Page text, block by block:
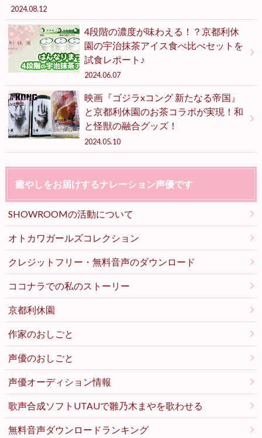
2024.08.12
4段階の濃度が味わえる！？京都利休
園の宇治抹茶アイス食べ比べセットを
試食レポート♪
2024.06.07
映画『ゴジラxコング 新たなる帝国』
と京都利休園のお茶コラボが実現！和
と怪獣の融合グッズ！
2024.05.10
癒やしをお届けするナレーション声優です
SHOWROOMの活動について
オトカワガールズコレクション
クレジットフリー・無料音声のダウンロード
ココナラでの私のストーリー
京都利休園
作家のおしごと
声優のおしごと
声優オーディション情報
歌声合成ソフトUTAUで雛乃木まやを歌わせる
無料音声ダウンロードランキング